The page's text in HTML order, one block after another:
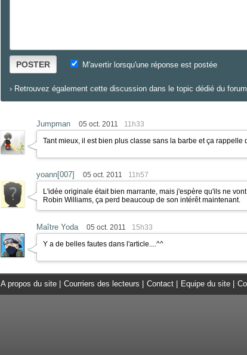
POSTER M'avertir lorsqu'une réponse est postée
› Retrouvez également cette discussion dans le topic dédié du forum
Jumpman 05 oct. 2011 11h33
Tant mieux, il est bien plus classe sans la barbe et ça rappelle
yoann[007] 05 oct. 2011 11h57
L'idée originale était bien marrante, mais j'espère qu'ils ne
Robin Williams, ça perd beaucoup de son intérêt maintenant.
Maître Yoda 05 oct. 2011 15h33
Y a de belles fautes dans l'article....^^
A propos du site Courriers des lecteurs Contact Equipe du site